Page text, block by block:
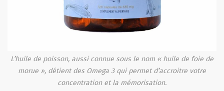
L’huile de poisson, aussi connue sous le nom « huile de foie de
morue », détient des Omega 3 qui permet d’accroitre votre
concentration et la mémorisation.